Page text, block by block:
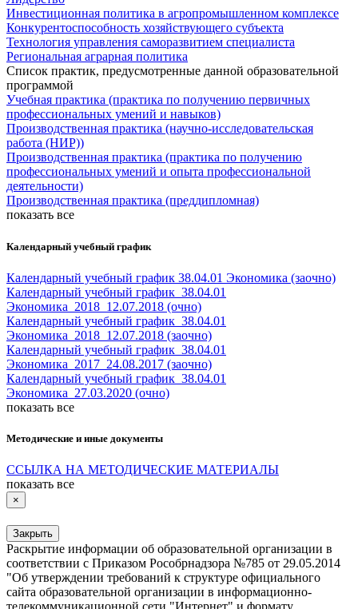
Инвестиционная политика в агропромышленном комплексе
Конкурентоспособность хозяйствующего субъекта
Технология управления саморазвитием специалиста
Региональная аграрная политика
Список практик, предусмотренные данной образовательной
программой
Учебная практика (практика по получению первичных
профессиональных умений и навыков)
Производственная практика (научно-исследовательская
работа (НИР))
Производственная практика (практика по получению
профессиональных умений и опыта профессиональной
деятельности)
Производственная практика (преддипломная)
показать все
Календарный учебный график
Календарный учебный график 38.04.01 Экономика (заочно)
Календарный учебный график_38.04.01
Экономика_2018_12.07.2018 (очно)
Календарный учебный график_38.04.01
Экономика_2018_12.07.2018 (заочно)
Календарный учебный график_38.04.01
Экономика_2017_24.08.2017 (заочно)
Календарный учебный график_38.04.01
Экономика_27.03.2020 (очно)
показать все
Методические и иные документы
ССЫЛКА НА МЕТОДИЧЕСКИЕ МАТЕРИАЛЫ
показать все
×
Закрыть
Раскрытие информации об образовательной организации в
соответствии с Приказом Рособрнадзора №785 от 29.05.2014
"Об утверждении требований к структуре официального
сайта образовательной организации в информационно-